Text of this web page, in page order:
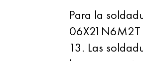
Para la
06X21N6M2T
13. Las